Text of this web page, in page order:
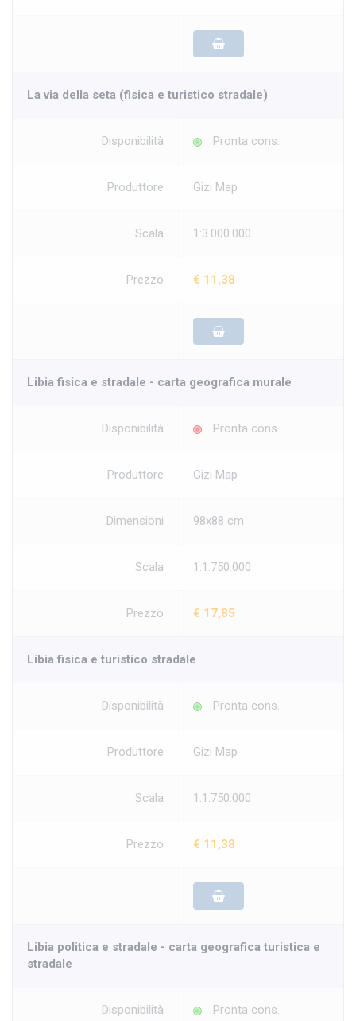
La via della seta (fisica e turistico stradale)
Disponibilità Pronta cons.
Produttore Gizi Map
Scala 1:3.000.000
Prezzo € 11,38
Libia fisica e stradale - carta geografica murale
Disponibilità Pronta cons.
Produttore Gizi Map
Dimensioni 98x88 cm
Scala 1:1.750.000
Prezzo € 17,85
Libia fisica e turistico stradale
Disponibilità Pronta cons.
Produttore Gizi Map
Scala 1:1.750.000
Prezzo € 11,38
Libia politica e stradale - carta geografica turistica e
stradale
Disponibilità Pronta cons.